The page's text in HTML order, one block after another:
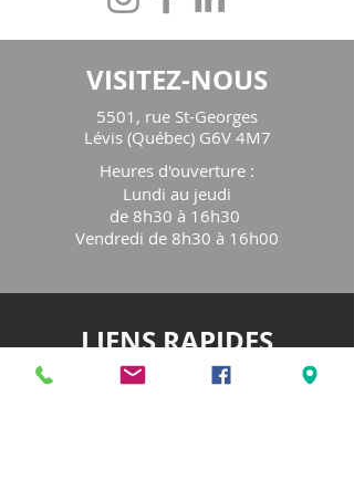
VISITEZ-NOUS
5501, rue St-Georges
Lévis (Québec) G6V 4M7
Heures d'ouverture :
Lundi au jeudi
de 8h30 à 16h30
Vendredi de 8h30 à 16h00
LIENS RAPIDES
Notre organisme